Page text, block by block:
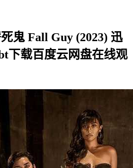
鬼 Fall Guy (2023) 迅
下载百度云网盘在线观